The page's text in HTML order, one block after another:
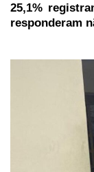
25,1%
responderam